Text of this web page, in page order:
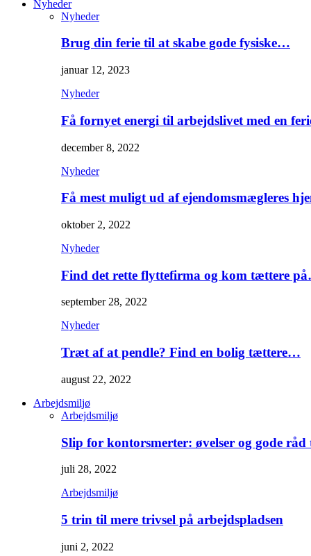
Nyheder
Nyheder
Brug din ferie til at skabe gode fysiske…
januar 12, 2023
Nyheder
Få fornyet energi til arbejdslivet med en
december 8, 2022
Nyheder
Få mest muligt ud af ejendomsmægleres
oktober 2, 2022
Nyheder
Find det rette flyttefirma og kom tættere
september 28, 2022
Nyheder
Træt af at pendle? Find en bolig tættere…
august 22, 2022
Arbejdsmiljø
Arbejdsmiljø
Slip for kontorsmerter: øvelser og gode
juli 28, 2022
Arbejdsmiljø
5 trin til mere trivsel på arbejdspladsen
juni 2, 2022